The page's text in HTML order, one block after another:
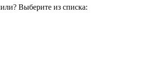
Выберите из списка: